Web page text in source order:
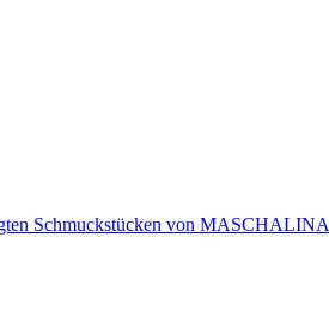
Schmuckstücken von MASCHALINA